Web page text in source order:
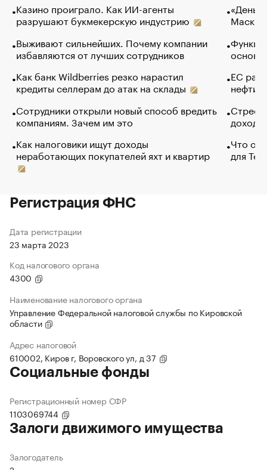
Казино проиграло. Как ИИ-агенты
разрушают букмекерскую индустрию
Выживают сильнейших. Почему компании
избавляются от лучших сотрудников
Как банк Wildberries резко нарастил
кредиты селлерам до атак на склады
Сотрудники открыли новый способ вредить
компаниям. Зачем им это
Как налоговики ищут доходы
неработающих покупателей яхт и квартир
Маск в
основ
ЕС
нефти
Что
для
Регистрация ФНС
Дата регистрации
23 марта 2023
Код налогового органа
4300
Наименование налогового органа
Управление Федеральной налоговой службы по Кировской
области
Адрес налоговой
610002, Киров г, Воровского ул, д 37
Социальные фонды
Регистрационный номер СФР
1103069744
Залоги движимого имущества
Залогодатель